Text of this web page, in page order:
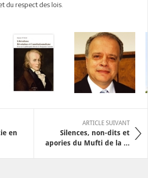
du respect des lois.
en
ARTICLE SUIVANT
Silences, non-dits et
apories du Mufti de la ...